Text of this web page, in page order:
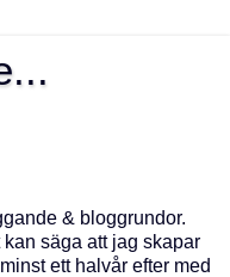
& bloggrundor.
säga att jag skapar
ett halvår efter med